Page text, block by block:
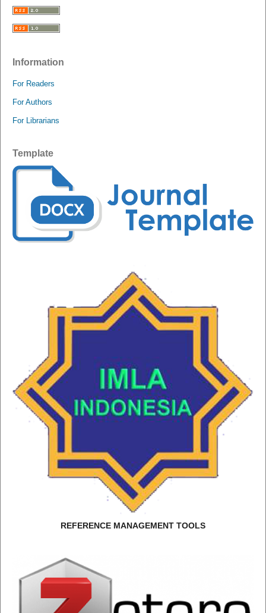
Information
For Readers
For Authors
For Librarians
Template
REFERENCE MANAGEMENT TOOLS